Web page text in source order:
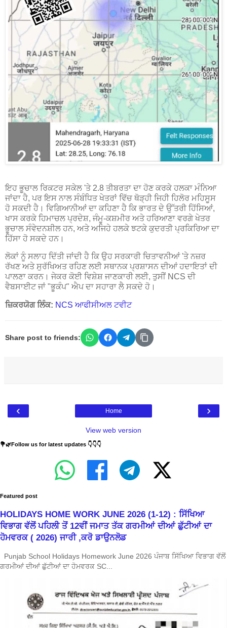
ਇਹ ਭੂਚਾਲ ਰਿਕਟਰ ਸਕੇਲ 'ਤੇ 2.8 ਤੀਬਰਤਾ ਦਾ ਹੋਣ ਕਰਕੇ ਹਲਕਾ ਮੰਨਿਆ
ਜਾਂਦਾ ਹੈ, ਪਰ ਇਸ ਨਾਲ ਸੰਬੰਧਿਤ ਖੇਤਰਾਂ ਵਿੱਚ ਥੋੜ੍ਹੀ ਜਿਹੀ ਹਿਲੋਰ ਮਹਿਸੂਸ
ਹੋ ਸਕਦੀ ਹੈ। ਵਿਗਿਆਨੀਆਂ ਦਾ ਕਹਿਣਾ ਹੈ ਕਿ ਭਾਰਤ ਦੇ ਉੱਤਰੀ ਹਿੱਸਿਆਂ,
ਖਾਸ ਕਰਕੇ ਹਿਮਾਚਲ ਪ੍ਰਦੇਸ਼, ਜੰਮੂ-ਕਸ਼ਮੀਰ ਅਤੇ ਹਰਿਆਣਾ ਵਰਗੇ ਖੇਤਰ
ਭੂਚਾਲ ਸੰਵੇਦਨਸ਼ੀਲ ਹਨ, ਅਤੇ ਅਜਿਹੇ ਹਲਕੇ ਝਟਕੇ ਕੁਦਰਤੀ ਪ੍ਰਕਿਰਿਆ ਦਾ
ਹਿੱਸਾ ਹੋ ਸਕਦੇ ਹਨ।
ਲੋਕਾਂ ਨੂੰ ਸਲਾਹ ਦਿੱਤੀ ਜਾਂਦੀ ਹੈ ਕਿ ਉਹ ਸਰਕਾਰੀ ਚਿਤਾਵਨੀਆਂ 'ਤੇ ਨਜ਼ਰ
ਰੱਖਣ ਅਤੇ ਸੁਰੱਖਿਅਤ ਰਹਿਣ ਲਈ ਸਥਾਨਕ ਪ੍ਰਸ਼ਾਸਨ ਦੀਆਂ ਹਦਾਇਤਾਂ ਦੀ
ਪਾਲਣਾ ਕਰਨ। ਜੇਕਰ ਕੋਈ ਵਿਸ਼ੇਸ਼ ਜਾਣਕਾਰੀ ਲਈ, ਤੁਸੀਂ NCS ਦੀ
ਵੈਬਸਾਈਟ ਜਾਂ "ਭੂਕੰਪ" ਐਪ ਦਾ ਸਹਾਰਾ ਲੈ ਸਕਦੇ ਹੋ।
ਜ਼ਿਕਰਯੋਗ ਲਿੰਕ: NCS ਆਫੀਸੀਅਲ ਟਵੀਟ
Share post to friends:
‹ ›
Home
View web version
💐🌿Follow us for latest updates 👇👇👇
Featured post
HOLIDAYS HOME WORK JUNE 2026 (1-12) : ਸਿੱਖਿਆ
ਵਿਭਾਗ ਵੱਲੋਂ ਪਹਿਲੀ ਤੋਂ 12ਵੀਂ ਜਮਾਤ ਤੱਕ ਗਰਮੀਆਂ ਦੀਆਂ ਛੁੱਟੀਆਂ ਦਾ
ਹੋਮਵਰਕ ( 2026) ਜਾਰੀ ,ਕਰੋ ਡਾਉਨਲੋਡ
Punjab School Holidays Homework June 2026 ਪੰਜਾਬ ਸਿੱਖਿਆ ਵਿਭਾਗ ਵੱਲੋਂ
ਗਰਮੀਆਂ ਦੀਆਂ ਛੁੱਟੀਆਂ ਦਾ ਹੋਮਵਰਕ SC...